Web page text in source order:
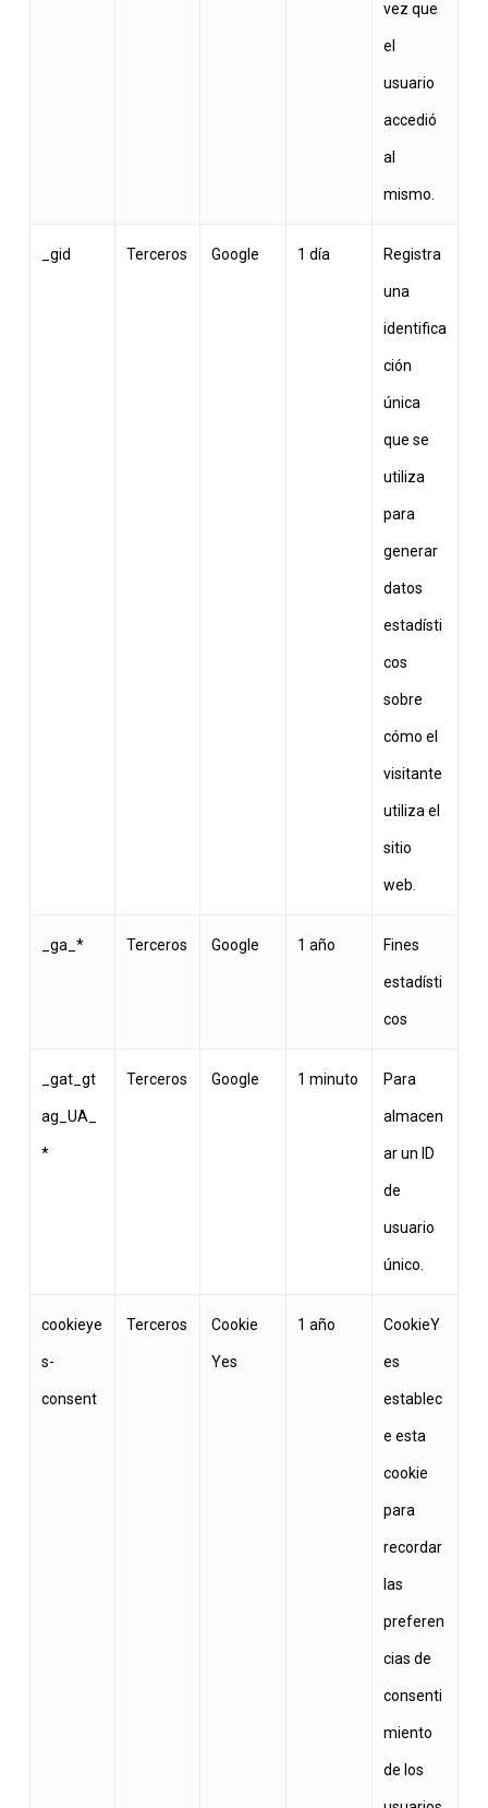
vez que
el
usuario
accedió
al
mismo.
_gid Terceros Google 1 día Registra
una
identifica
ción
única
que se
utiliza
para
generar
datos
estadísti
cos
sobre
cómo el
visitante
utiliza el
sitio
web.
_ga_* Terceros Google 1 año Fines
estadísti
cos
_gat_gt
ag_UA_
*
Terceros Google 1 minuto Para
almacen
ar un ID
de
usuario
único.
cookieye
s-
consent
Terceros Cookie
Yes
1 año CookieY
es
establec
e esta
cookie
para
recordar
las
preferen
cias de
consenti
miento
de los